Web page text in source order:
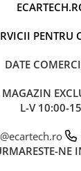
vor
) cu egalizator
și o
habitaclul
PENTRU
DATE
MAGAZIN
L-V 10:00-
NE